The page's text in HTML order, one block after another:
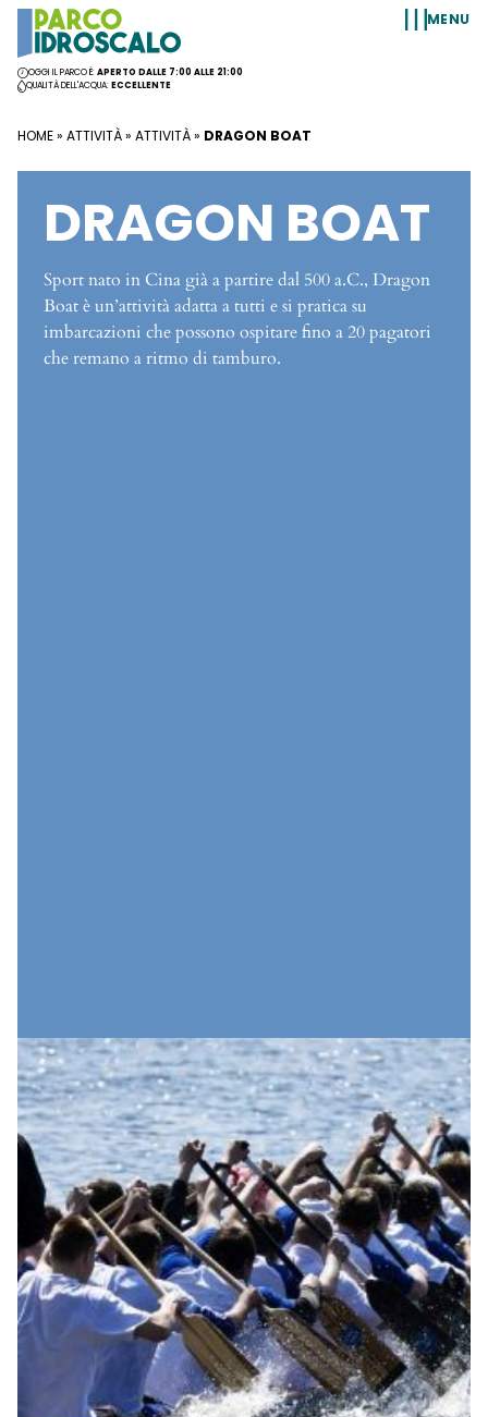
Vai al contenuto
OGGI IL PARCO È:APERTO DALLE 7:00 ALLE 21:00
QUALITÀ DELL'ACQUA:ECCELLENTE
MENU
HOME» ATTIVITÀ» ATTIVITÀ» DRAGON BOAT
DRAGON BOAT
Sport nato in Cina già a partire dal 500 a.C., Dragon
Boat è un’attività adatta a tutti e si pratica su
imbarcazioni che possono ospitare fino a 20 pagatori
che remano a ritmo di tamburo.